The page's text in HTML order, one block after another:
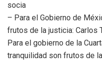
socia
– Para el Gobierno de
frutos de la justicia: Carlos
Para el gobierno de la
tranquilidad son frutos de